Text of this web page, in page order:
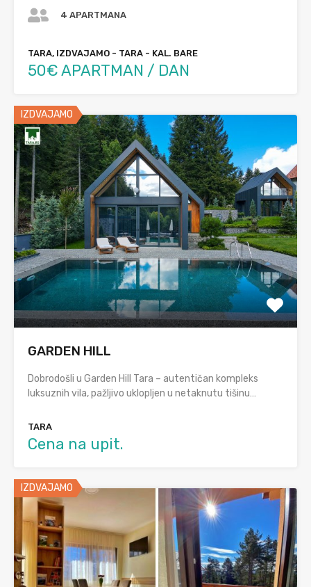
4 APARTMANA
TARA, IZDVAJAMO - TARA - KAL. BARE
50€ APARTMAN / DAN
IZDVAJAMO
GARDEN HILL
Dobrodošli u Garden Hill Tara – autentičan kompleks
luksuznih vila, pažljivo uklopljen u netaknutu tišinu…
TARA
Cena na upit.
IZDVAJAMO